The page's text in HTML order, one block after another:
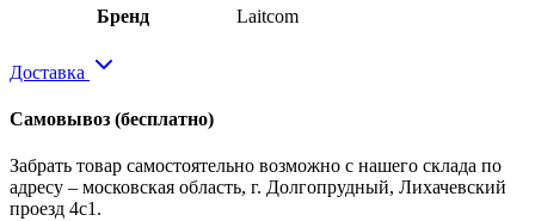
Бренд Laitcom
Доставка
Самовывоз (бесплатно)
Забрать товар самостоятельно возможно с нашего склада по
адресу – московская область, г. Долгопрудный, Лихачевский
проезд 4с1.